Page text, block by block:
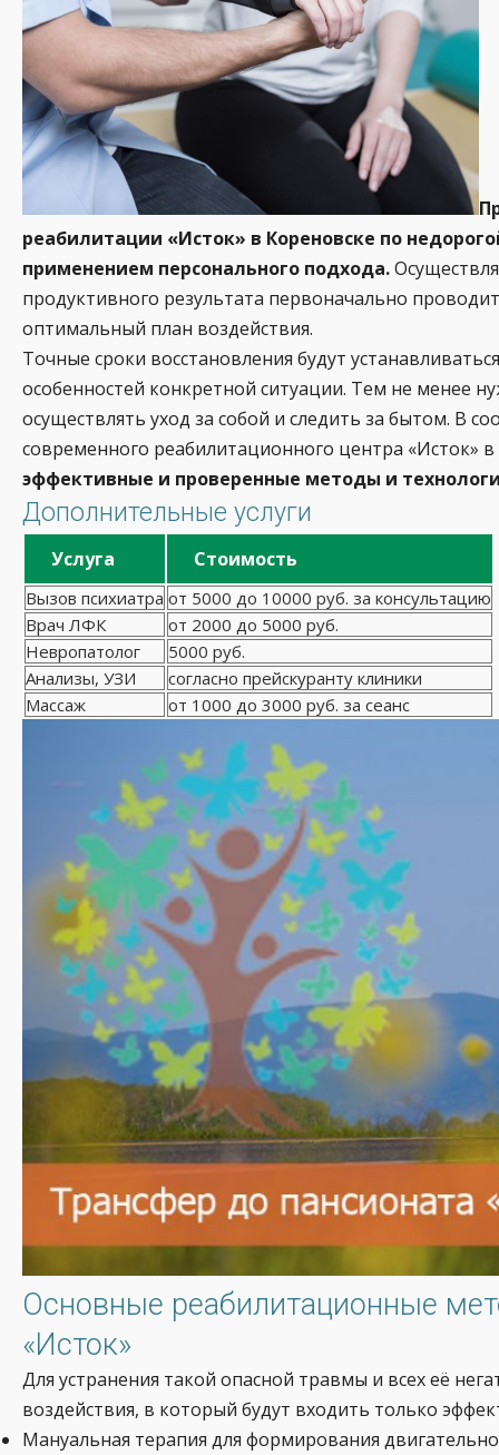
реабилитации «Исток» в Кореновске по
применением персонального подхода.
продуктивного результата первоначально
оптимальный план воздействия.
Точные сроки восстановления будут
особенностей конкретной ситуации. Тем не менее
осуществлять уход за собой и следить за бытом. В
современного реабилитационного центра «Исток»
эффективные и проверенные методы и
Дополнительные услуги
Услуга Стоимость
Вызов психиатра от 5000 до 10000 руб. за консультацию
Врач ЛФК
от 2000 до 5000 руб.
Невропатолог
5000 руб.
Анализы, УЗИ
согласно прейскуранту клиники
Массаж
от 1000 до 3000 руб. за сеанс
Основные реабилитационные
«Исток»
Для устранения такой опасной травмы и всех её
воздействия, в который будут входить только
Мануальная терапия для формирования